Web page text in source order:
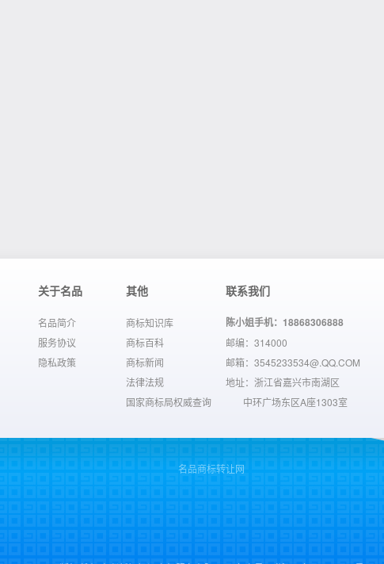
关于名品
名品简介
服务协议
隐私政策
其他
商标知识库
商标百科
商标新闻
法律法规
国家商标局权威查询
联系我们
陈小姐手机：18868306888
邮编：314000
邮箱：3545233534@.QQ.COM
地址：浙江省嘉兴市南湖区
中环广场东区A座1303室
名品商标转让网